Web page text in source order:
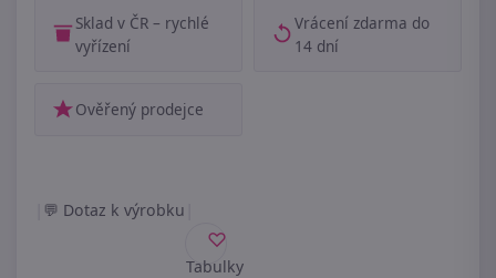
Sklad v ČR – rychlé
vyřízení
Vrácení zdarma do
14 dní
Ověřený prodejce
Dotaz k výrobku
Tabulky